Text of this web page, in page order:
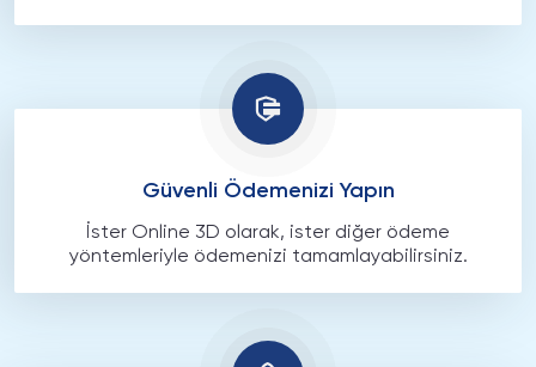
Güvenli Ödemenizi Yapın
İster Online 3D olarak, ister diğer ödeme
yöntemleriyle ödemenizi tamamlayabilirsiniz.